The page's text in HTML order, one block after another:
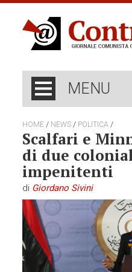
MENU
HOME / NEWS / POLITICA /
Scalfari e
di due
impenitenti
di Giordano Sivini